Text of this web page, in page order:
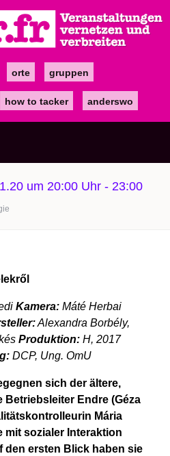
orte gruppen
how to tacker anderswo
um 20:00 Uhr - 23:00
Kamera: Máté Herbai
Alexandra Borbély,
Produktion: H, 2017
DCP, Ung. OmU
sich der ältere,
Endre (Géza
Mária
mit sozialer Interaktion
den ersten Blick haben sie